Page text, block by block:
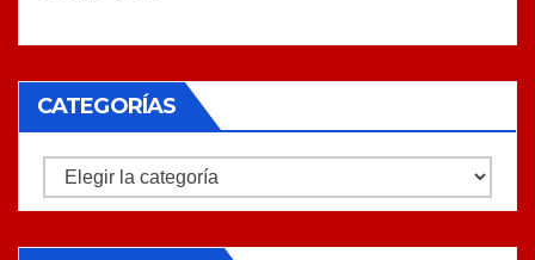
CATEGORÍAS
Categorías